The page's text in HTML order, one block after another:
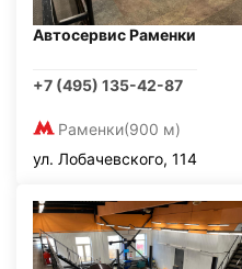
Автосервис Раменки
+7 (495) 135-42-87
Раменки(900 м)
ул. Лобачевского, 114